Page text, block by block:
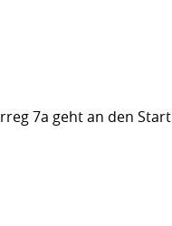
7a geht an den Start